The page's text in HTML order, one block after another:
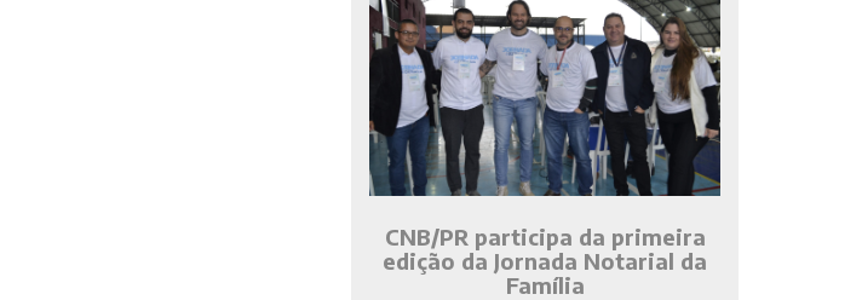
CNB/PR participa da primeira
edição da Jornada Notarial da
Família